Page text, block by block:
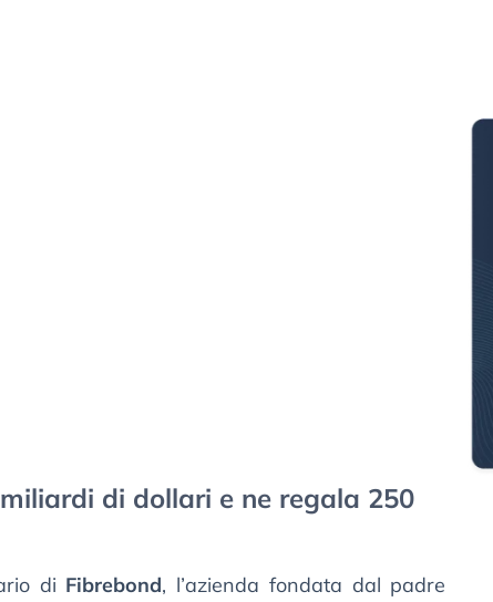
di dollari e ne regala 250
di Fibrebond, l’azienda fondata dal padre